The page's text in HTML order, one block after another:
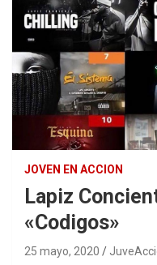
JOVEN EN ACCION
Lapiz
«Codigos»
25 mayo, 2020